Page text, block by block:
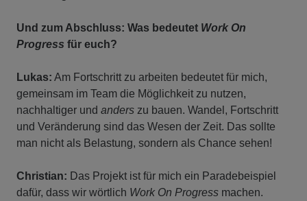
Und zum Abschluss: Was bedeutet Work On
Progress für euch?
Lukas: Am Fortschritt zu arbeiten bedeutet für mich,
gemeinsam im Team die Möglichkeit zu nutzen,
nachhaltiger und anders zu bauen. Wandel, Fortschritt
und Veränderung sind das Wesen der Zeit. Das sollte
man nicht als Belastung, sondern als Chance sehen!
Christian: Das Projekt ist für mich ein Paradebeispiel
dafür, dass wir wörtlich Work On Progress machen.